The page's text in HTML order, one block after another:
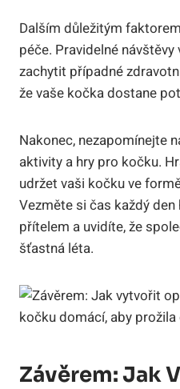
Dalším důležitým
péče. Pravidelné
zachytit případné
že vaše kočka dostane
Nakonec, nezapomínejte
aktivity a hry pro kočku.
udržet vaši kočku ve
Vezměte si čas každý
přítelem a uvidíte, že
šťastná léta.
Závěrem: Jak